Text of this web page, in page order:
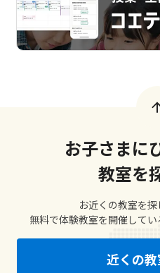
お子さまに
教室を
お近くの教室を探
無料で体験教室を開催して
近くの